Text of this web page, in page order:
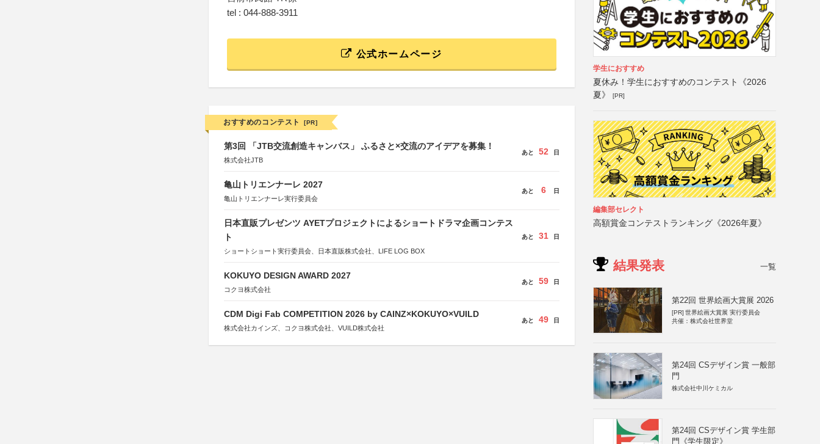
tel : 044-888-3911
公式ホームページ
おすすめのコンテスト [PR]
第3回 「JTB交流創造キャンバス」 ふるさと×交流のアイデアを募集！
株式会社JTB
あと 52 日
亀山トリエンナーレ 2027
亀山トリエンナーレ実行委員会
あと 6 日
日本直販プレゼンツ AYETプロジェクトによるショートドラマ企画コンテス
ト
ショートショート実行委員会、日本直販株式会社、LIFE LOG BOX
あと 31 日
KOKUYO DESIGN AWARD 2027
コクヨ株式会社
あと 59 日
CDM Digi Fab COMPETITION 2026 by CAINZ×KOKUYO×VUILD
株式会社カインズ、コクヨ株式会社、VUILD株式会社
あと 49 日
学生におすすめ
夏休み！学生におすすめのコンテスト《2026
夏》
[PR]
編集部セレクト
高額賞金コンテストランキング《2026年夏》
結果発表 一覧
第22回 世界絵画大賞展 2026
[PR] 世界絵画大賞展 実行委員会
共催：株式会社世界堂
第24回 CSデザイン賞 一般部
門
株式会社中川ケミカル
第24回 CSデザイン賞 学生部
門《学生限定》